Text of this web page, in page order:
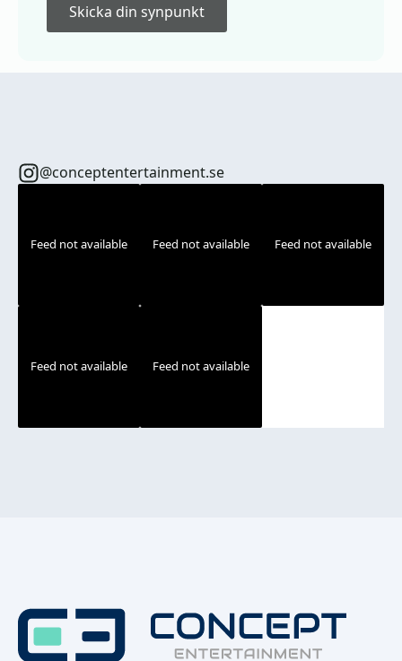
Skicka din synpunkt
@conceptentertainment.se
Feed not available Feed not available Feed not available
Feed not available Feed not available